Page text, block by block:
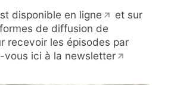
disponible en ligne
et sur
de diffusion de
recevoir les épisodes par
vous ici à la newsletter